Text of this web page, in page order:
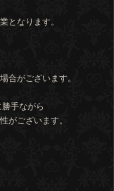
となります。
合がございます。
手ながら
がございます。